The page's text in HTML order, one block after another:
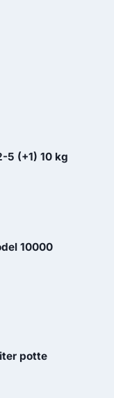
5 (+1) 10 kg
10000
potte